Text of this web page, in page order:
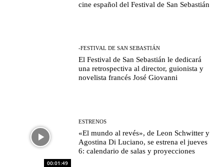
cine español del Festival de San Sebastián
-FESTIVAL DE SAN SEBASTIÁN
El Festival de San Sebastián le dedicará
una retrospectiva al director, guionista y
novelista francés José Giovanni
00:01:49
ESTRENOS
«El mundo al revés», de Leon Schwitter y
Agostina Di Luciano, se estrena el jueves
6: calendario de salas y proyecciones